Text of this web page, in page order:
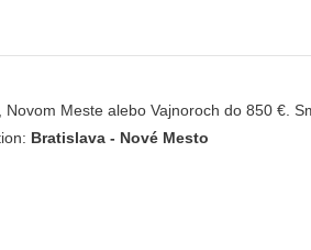
Meste alebo Vajnoroch do 850 €.
Bratislava - Nové Mesto